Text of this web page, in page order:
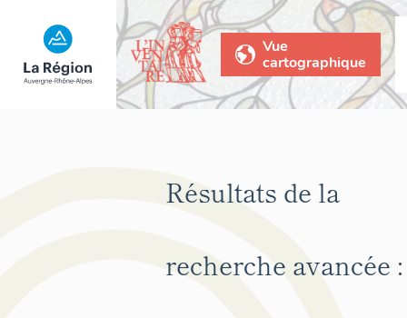
Vue
cartographique
Résultats de la
recherche avancée :